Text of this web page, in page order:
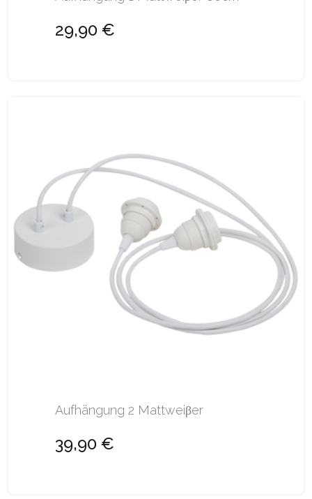
29,90 €
Aufhängung 2 Mattweiβer
39,90 €